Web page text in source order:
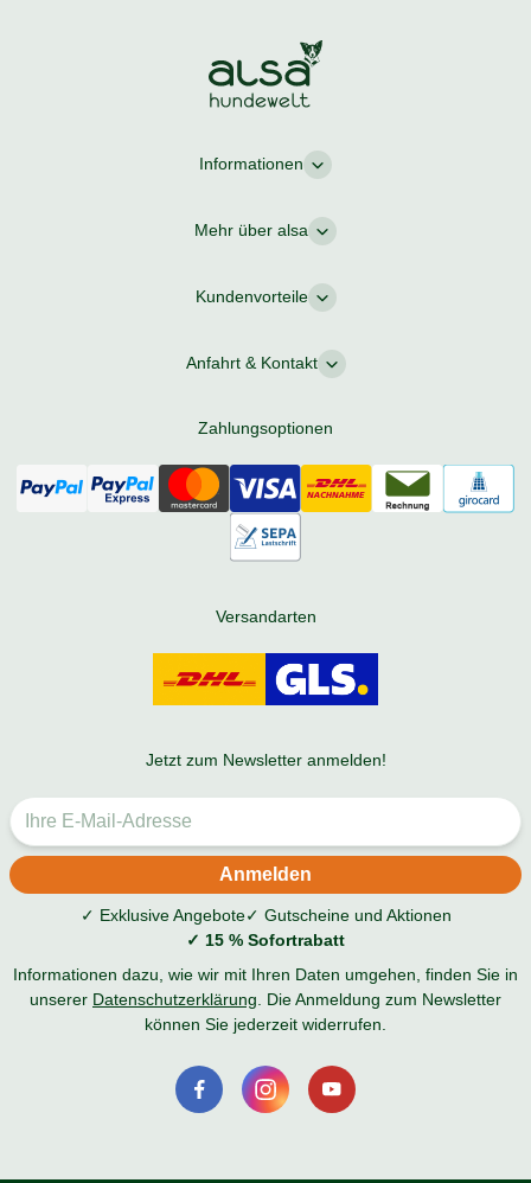
Informationen
Mehr über alsa
Kundenvorteile
Anfahrt & Kontakt
Zahlungsoptionen
Versandarten
Jetzt zum Newsletter anmelden!
✓ Exklusive Angebote✓ Gutscheine und Aktionen
✓ 15 % Sofortrabatt
Informationen dazu, wie wir mit Ihren Daten umgehen, finden Sie in
unserer Datenschutzerklärung . Die Anmeldung zum Newsletter
können Sie jederzeit widerrufen.